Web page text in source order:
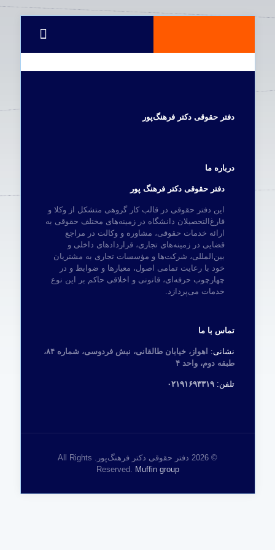
دفتر حقوقی دکتر فرهنگ‌پور
درباره ما
دفتر حقوقی دکتر فرهنگ پور
این دفتر حقوقی در قالب کار گروهی متشکل از وکلا و
فارغ‌التحصیلان دانشگاه در زمینه‌های مختلف حقوقی به
ارائه خدمات حقوقی، مشاوره و وکالت در مراجع
قضایی در زمینه‌های تجاری، قراردادهای داخلی و
بین‌المللی، شرکت‌ها و مؤسسات تجاری به مشتریان
خود با رعایت تمامی اصول، معیارها و ضوابط و در
چهارچوب حرفه‌ای، قانونی و اخلاقی حاکم بر این نوع
خدمات می‌پردازد.
تماس با ما
نشانی:
اهواز، خیابان طالقانی، نبش فردوسی، شماره ۸۴،
طبقه دوم، واحد ۴
تلفن:۰۲۱۹۱۶۹۳۳۱۹
© 2026 دفتر حقوقی دکتر فرهنگ‌پور. All Rights
Reserved. Muffin group